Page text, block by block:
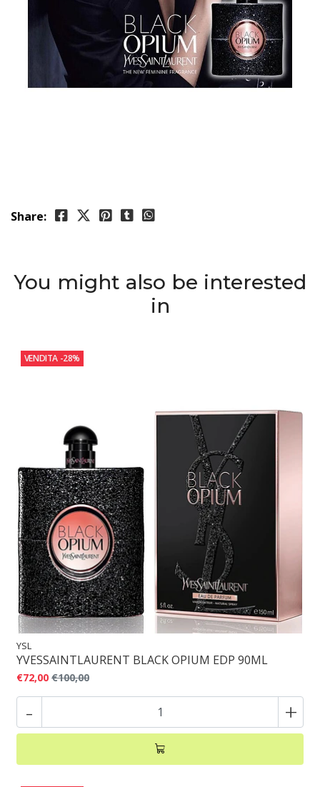
Share:
You might also be interested
in
VENDITA -28%
YSL
YVESSAINTLAURENT BLACK OPIUM EDP 90ML
€72,00 €100,00
- +